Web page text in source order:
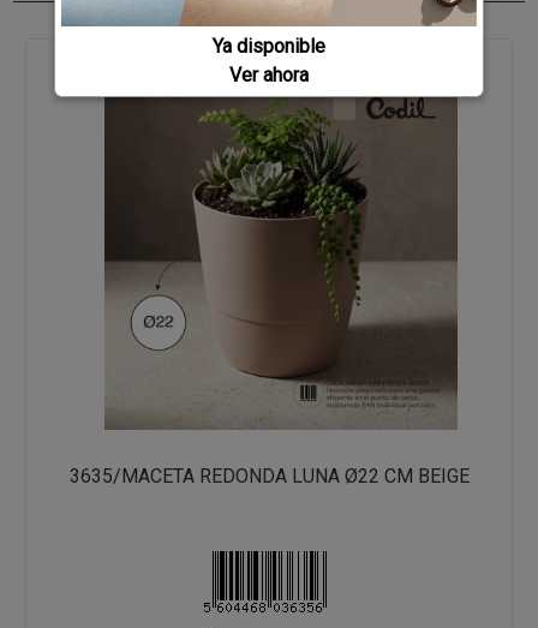
3635/MACETA REDONDA LUNA Ø22 CM BEIGE
Ya disponible
Ver ahora